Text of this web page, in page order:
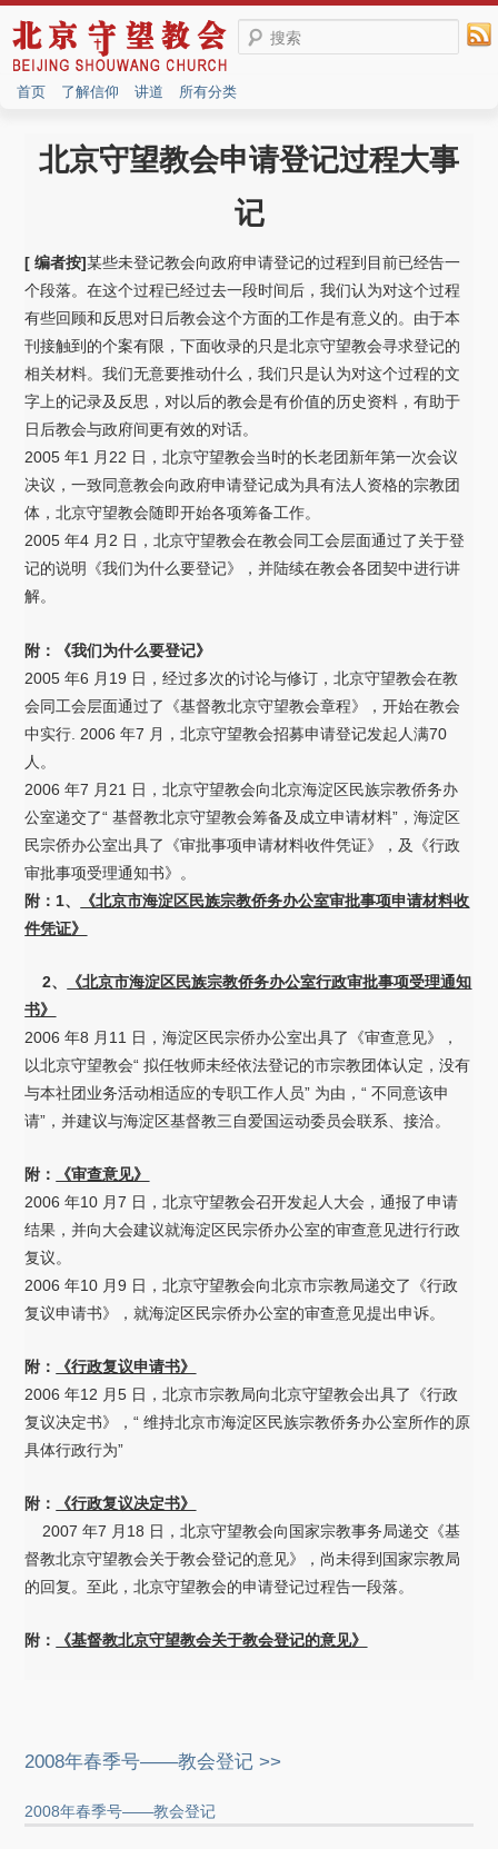
搜索
首页 了解信仰 讲道 所有分类
北京守望教会申请登记过程大事
记
[ 编者按]某些未登记教会向政府申请登记的过程到目前已经告一
个段落。在这个过程已经过去一段时间后，我们认为对这个过程
有些回顾和反思对日后教会这个方面的工作是有意义的。由于本
刊接触到的个案有限，下面收录的只是北京守望教会寻求登记的
相关材料。我们无意要推动什么，我们只是认为对这个过程的文
字上的记录及反思，对以后的教会是有价值的历史资料，有助于
日后教会与政府间更有效的对话。
2005 年1 月22 日，北京守望教会当时的长老团新年第一次会议
决议，一致同意教会向政府申请登记成为具有法人资格的宗教团
体，北京守望教会随即开始各项筹备工作。
2005 年4 月2 日，北京守望教会在教会同工会层面通过了关于登
记的说明《我们为什么要登记》，并陆续在教会各团契中进行讲
解。
附：《我们为什么要登记》
2005 年6 月19 日，经过多次的讨论与修订，北京守望教会在教
会同工会层面通过了《基督教北京守望教会章程》，开始在教会
中实行. 2006 年7 月，北京守望教会招募申请登记发起人满70
人。
2006 年7 月21 日，北京守望教会向北京海淀区民族宗教侨务办
公室递交了“ 基督教北京守望教会筹备及成立申请材料”，海淀区
民宗侨办公室出具了《审批事项申请材料收件凭证》，及《行政
审批事项受理通知书》。
附：1、
《北京市海淀区民族宗教侨务办公室审批事项申请材料收
件凭证》
2、
《北京市海淀区民族宗教侨务办公室行政审批事项受理通知
书》
2006 年8 月11 日，海淀区民宗侨办公室出具了《审查意见》，
以北京守望教会“ 拟任牧师未经依法登记的市宗教团体认定，没有
与本社团业务活动相适应的专职工作人员” 为由，“ 不同意该申
请”，并建议与海淀区基督教三自爱国运动委员会联系、接洽。
附：
《审查意见》
2006 年10 月7 日，北京守望教会召开发起人大会，通报了申请
结果，并向大会建议就海淀区民宗侨办公室的审查意见进行行政
复议。
2006 年10 月9 日，北京守望教会向北京市宗教局递交了《行政
复议申请书》，就海淀区民宗侨办公室的审查意见提出申诉。
附：
《行政复议申请书》
2006 年12 月5 日，北京市宗教局向北京守望教会出具了《行政
复议决定书》，“ 维持北京市海淀区民族宗教侨务办公室所作的原
具体行政行为”
附：
《行政复议决定书》
2007 年7 月18 日，北京守望教会向国家宗教事务局递交《基
督教北京守望教会关于教会登记的意见》，尚未得到国家宗教局
的回复。至此，北京守望教会的申请登记过程告一段落。
附 ： 《基督教北京守望教会关于教会登记的意见》
2008年春季号——教会登记 >>
2008年春季号——教会登记